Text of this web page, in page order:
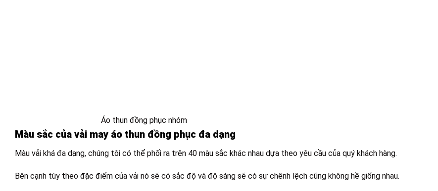
Áo thun đồng phục nhóm
Màu sắc của vải may áo thun đồng phục đa dạng
Màu vải khá đa dạng, chúng tôi có thể phối ra trên 40 màu sắc khác nhau dựa theo yêu cầu của quý khách hàng.
Bên cạnh tùy theo đặc điểm của vải nó sẽ có sắc độ và độ sáng sẽ có sự chênh lệch cũng không hề giống nhau.